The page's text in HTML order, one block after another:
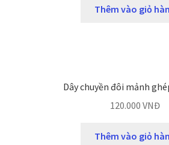
Thêm vào giỏ
Dây chuyền đôi mảnh
120.000 VNĐ
Thêm vào giỏ